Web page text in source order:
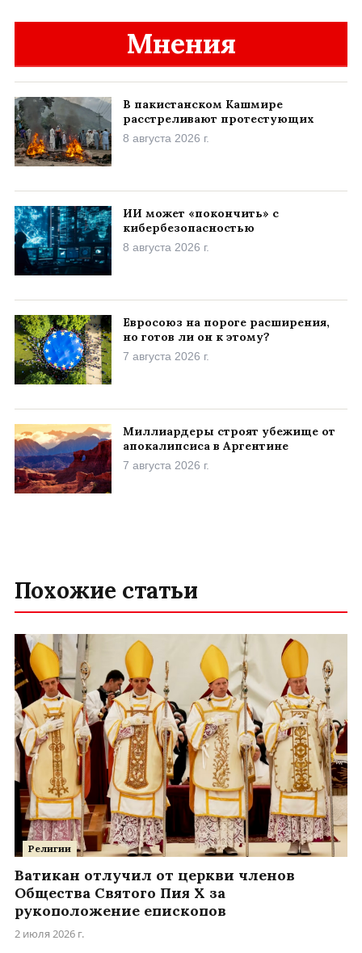
Мнения
В пакистанском Кашмире
расстреливают протестующих
8 августа 2026 г.
ИИ может «покончить» с
кибербезопасностью
8 августа 2026 г.
Евросоюз на пороге расширения,
но готов ли он к этому?
7 августа 2026 г.
Миллиардеры строят убежище от
апокалипсиса в Аргентине
7 августа 2026 г.
Похожие статьи
Религии
Ватикан отлучил от церкви членов
Общества Святого Пия X за
рукоположение епископов
2 июля 2026 г.